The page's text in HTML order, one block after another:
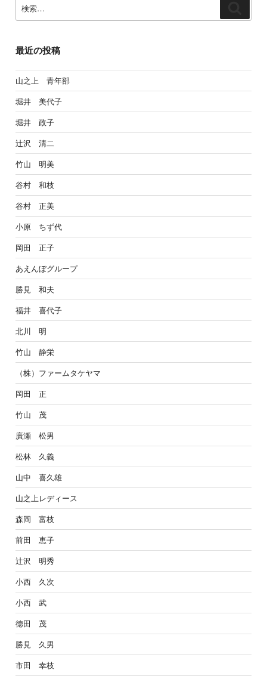
索:
索
最近の投稿
山之上 青年部
堀井 美代子
堀井 政子
辻沢 清二
竹山 明美
谷村 和枝
谷村 正美
小原 ちず代
岡田 正子
あえんぼグループ
勝見 和夫
福井 喜代子
北川 明
竹山 静栄
（株）ファームタケヤマ
岡田 正
竹山 茂
廣瀬 松男
松林 久義
山中 喜久雄
山之上レディース
森岡 富枝
前田 恵子
辻沢 明秀
小西 久次
小西 武
徳田 茂
勝見 久男
市田 幸枝